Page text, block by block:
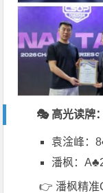
🎭 高光读牌
袁淦峰：
潘枫：
👉 潘枫精准